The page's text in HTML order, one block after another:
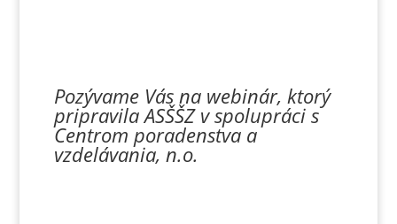
Pozývame Vás na webinár, ktorý
pripravila ASŠŠZ v spolupráci s
Centrom poradenstva a
vzdelávania, n.o.